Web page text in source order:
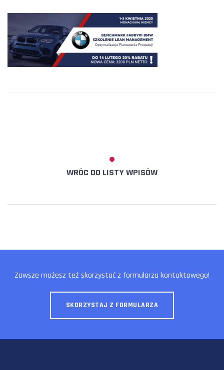
WRÓC DO LISTY WPISÓW
Zawsze możesz też skorzystać z formularza kontaktowego!
SKORZYSTAJ Z FORMULARZA